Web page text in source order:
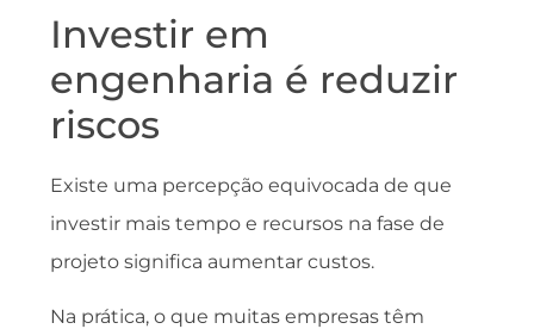
Investir em
engenharia é reduzir
riscos
Existe uma percepção equivocada de que
investir mais tempo e recursos na fase de
projeto significa aumentar custos.
Na prática, o que muitas empresas têm